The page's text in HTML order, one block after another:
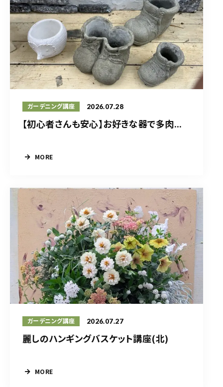
ガーデニング講座 2026.07.28
【初心者さんも安心】お好きな器で多肉...
MORE
ガーデニング講座 2026.07.27
麗しのハンギングバスケット講座(北)
MORE